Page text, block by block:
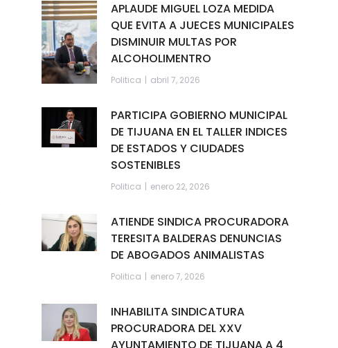
APLAUDE MIGUEL LOZA MEDIDA
QUE EVITA A JUECES MUNICIPALES
DISMINUIR MULTAS POR
ALCOHOLIMENTRO
Politica abril 7, 2026
PARTICIPA GOBIERNO MUNICIPAL
DE TIJUANA EN EL TALLER INDICES
DE ESTADOS Y CIUDADES
SOSTENIBLES
Politica enero 22, 2026
ATIENDE SINDICA PROCURADORA
TERESITA BALDERAS DENUNCIAS
DE ABOGADOS ANIMALISTAS
Politica enero 7, 2026
INHABILITA SINDICATURA
PROCURADORA DEL XXV